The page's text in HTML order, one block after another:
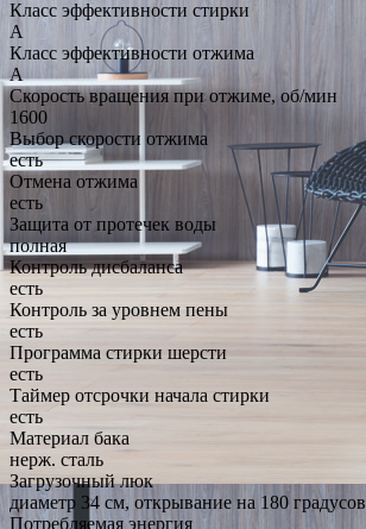
Класс эффективности стирки
A
Класс эффективности отжима
A
Скорость вращения при отжиме, об/мин
1600
Выбор скорости отжима
есть
Отмена отжима
есть
Защита от протечек воды
полная
Контроль дисбаланса
есть
Контроль за уровнем пены
есть
Программа стирки шерсти
есть
Таймер отсрочки начала стирки
есть
Материал бака
нерж. сталь
Загрузочный люк
диаметр 34 см, открывание на 180 градусов
Потребляемая энергия